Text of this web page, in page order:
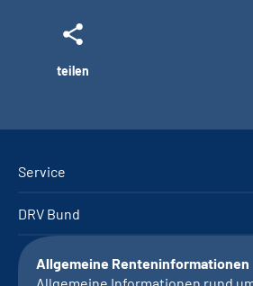
teilen
Service
DRV Bund
Allgemeine Renteninformationen